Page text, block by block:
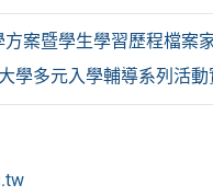
方案暨學生學習歷程檔案
學多元入學輔導系列活